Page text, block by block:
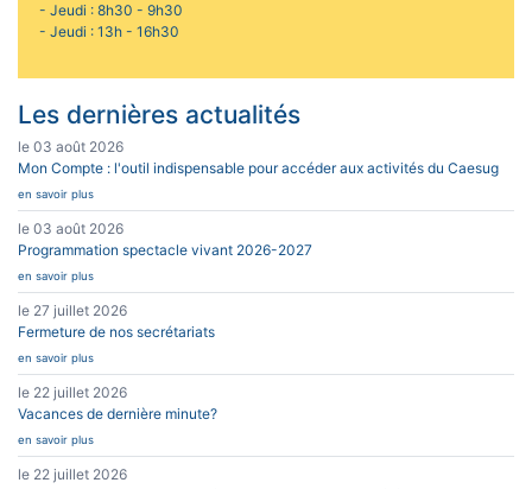
- Jeudi : 8h30 - 9h30
- Jeudi : 13h - 16h30
Les dernières actualités
le 03 août 2026
Mon Compte : l'outil indispensable pour accéder aux activités du Caesug
en savoir plus
le 03 août 2026
Programmation spectacle vivant 2026-2027
en savoir plus
le 27 juillet 2026
Fermeture de nos secrétariats
en savoir plus
le 22 juillet 2026
Vacances de dernière minute?
en savoir plus
le 22 juillet 2026